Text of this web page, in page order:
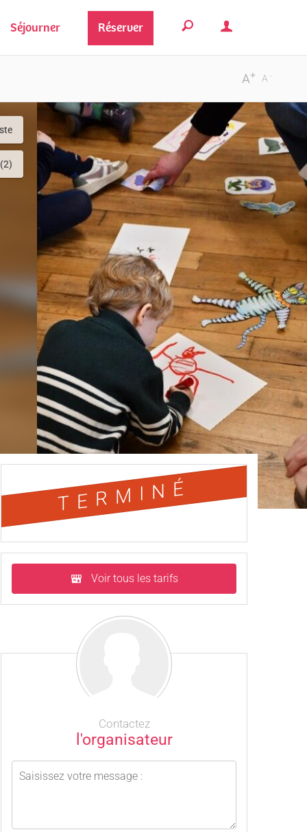
Séjourner Réserver
-
A
+
A
TERMINÉ
Voir tous les tarifs
Contactez
l'organisateur